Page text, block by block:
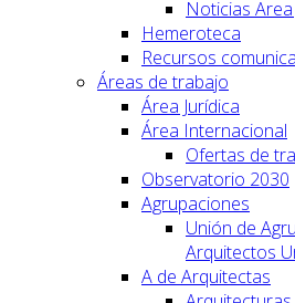
Noticias Area
Hemeroteca
Recursos
Áreas de trabajo
Área Jurídica
Área Internacional
Ofertas de
Observatorio 2030
Agrupaciones
Unión de
Arquitectos
A de Arquitectas